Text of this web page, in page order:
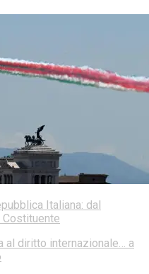
Italiana: dal
Costituente